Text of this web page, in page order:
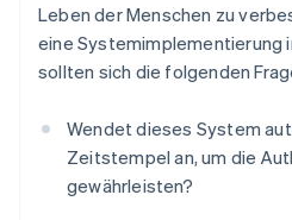
Leben der Menschen zu
eine Systemimplementierung
sollten sich die folgenden
Wendet dieses System
Zeitstempel an, um die
gewährleisten?